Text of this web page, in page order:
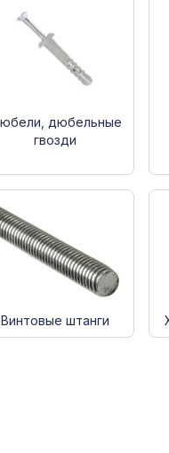
дюбельные
гвозди
Винтовые штанги